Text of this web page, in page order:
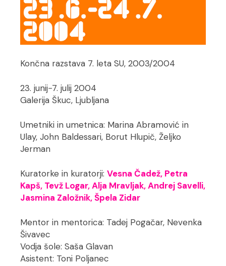
Končna razstava 7. leta SU, 2003/2004
23. junij−7. julij 2004
Galerija Škuc, Ljubljana
Umetniki in umetnica: Marina Abramović in
Ulay, John Baldessari, Borut Hlupič, Željko
Jerman
Kuratorke in kuratorji:Vesna Čadež, Petra
Kapš, Tevž Logar, Alja Mravljak, Andrej Savelli,
Jasmina Založnik, Špela Zidar
Mentor in mentorica: Tadej Pogačar, Nevenka
Šivavec
Vodja šole: Saša Glavan
Asistent: Toni Poljanec